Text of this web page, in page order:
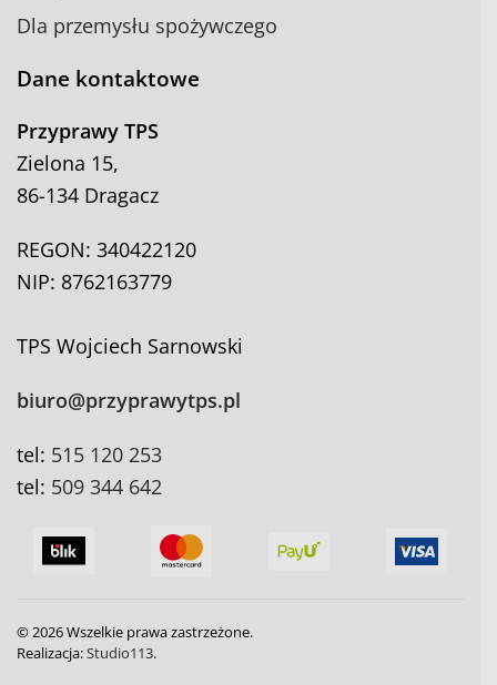
Dla przemysłu spożywczego
Dane kontaktowe
Przyprawy TPS
Zielona 15,
86-134 Dragacz
REGON: 340422120
NIP: 8762163779
TPS Wojciech Sarnowski
biuro@przyprawytps.pl
tel: 515 120 253
tel: 509 344 642
©2026Wszelkie prawa zastrzeżone.
Realizacja:Studio113.